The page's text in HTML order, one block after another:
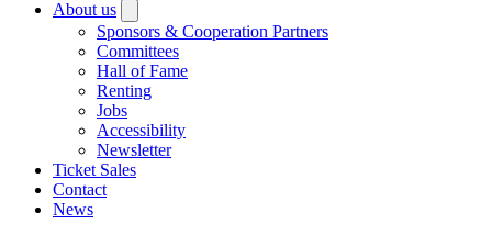
About us
submenu
Sponsors & Cooperation Partners
Committees
Hall of Fame
Renting
Jobs
Accessibility
Newsletter
Ticket Sales
Contact
News